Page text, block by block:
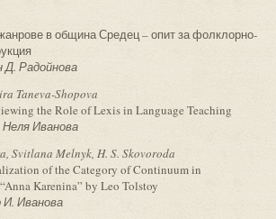
в община Средец – опит за фолклорно-
Д. Радойнова
Taneva-Shopova
the Role of Lexis in Language Teaching
Иванова
Svitlana Melnyk, H. S. Skovoroda
of the Category of Continuum in
Karenina” by Leo Tolstoy
И. Иванова